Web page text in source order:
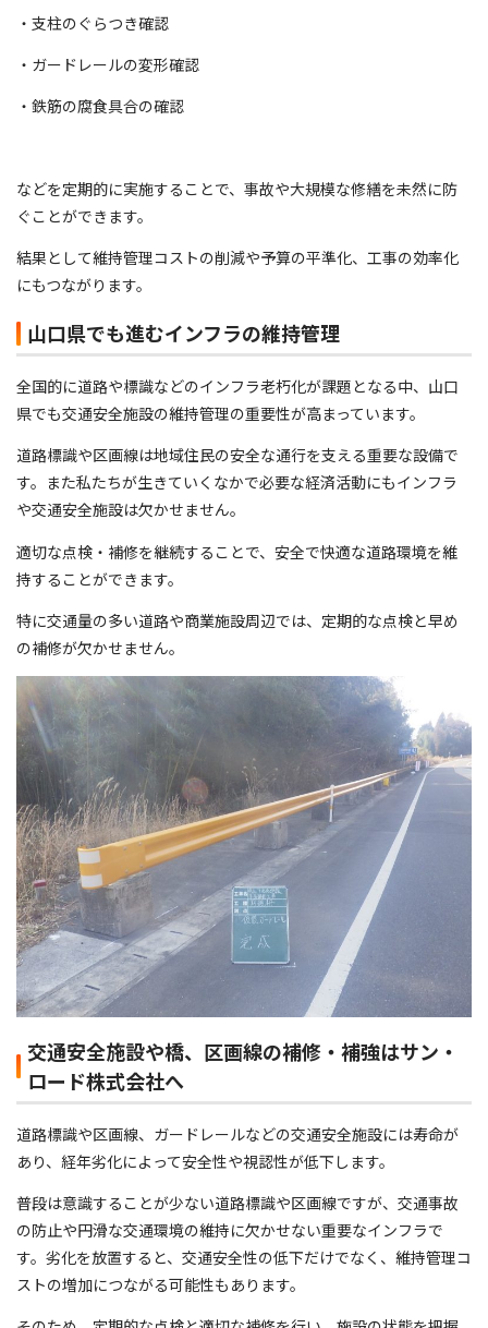
・支柱のぐらつき確認
・ガードレールの変形確認
・鉄筋の腐食具合の確認
などを定期的に実施することで、事故や大規模な修繕を未然に防
ぐことができます。
結果として維持管理コストの削減や予算の平準化、工事の効率化
にもつながります。
山口県でも進むインフラの維持管理
全国的に道路や標識などのインフラ老朽化が課題となる中、山口
県でも交通安全施設の維持管理の重要性が高まっています。
道路標識や区画線は地域住民の安全な通行を支える重要な設備で
す。また私たちが生きていくなかで必要な経済活動にもインフラ
や交通安全施設は欠かせません。
適切な点検・補修を継続することで、安全で快適な道路環境を維
持することができます。
特に交通量の多い道路や商業施設周辺では、定期的な点検と早め
の補修が欠かせません。
交通安全施設や橋、区画線の補修・補強はサン・
ロード株式会社へ
道路標識や区画線、ガードレールなどの交通安全施設には寿命が
あり、経年劣化によって安全性や視認性が低下します。
普段は意識することが少ない道路標識や区画線ですが、交通事故
の防止や円滑な交通環境の維持に欠かせない重要なインフラで
す。劣化を放置すると、交通安全性の低下だけでなく、維持管理コ
ストの増加につながる可能性もあります。